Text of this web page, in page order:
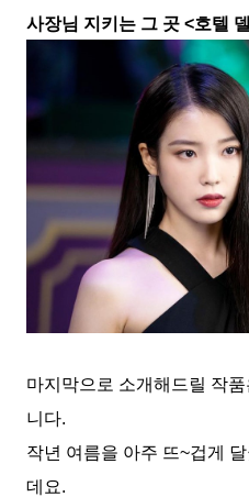
사장님 지키는 그 곳 <호텔
마지막으로 소개해드릴 작
니다.
작년 여름을 아주 뜨~겁게
데요.